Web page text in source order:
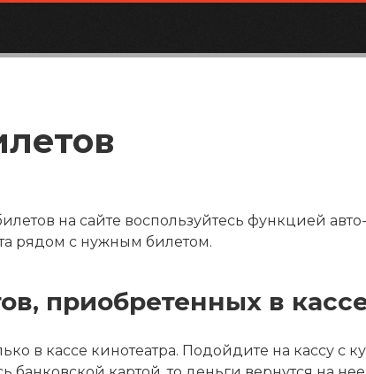
на сайте воспользуйтесь функцией
рядом с нужным билетом.
приобретенных в
в кассе кинотеатра. Подойдите на кассу